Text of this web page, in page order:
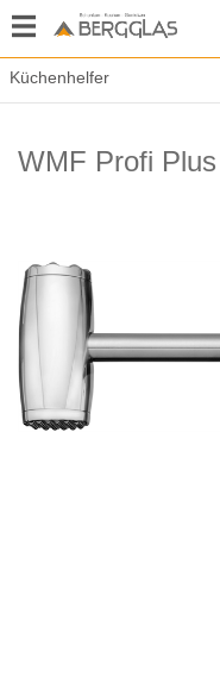
Küchenhelfer
WMF Profi